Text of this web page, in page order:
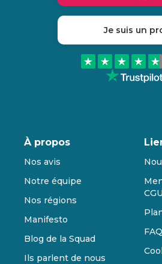
Je suis un
À propos
Nos avis
Notre équipe
Nos régions
Manifesto
Blog de la Squad
Ils parlent de nous
CGU
FAQ